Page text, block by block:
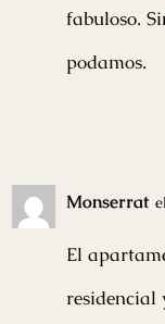
fabuloso.
podamos.
Monserrat
El
residencial